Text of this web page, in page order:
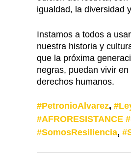
igualdad, la diversidad
Instamos a todos a
nuestra historia y
que la próxima
negras, puedan vivir
derechos humanos.
#PetronioAlvarez,
#AFRORESISTANCE
#SomosResiliencia,